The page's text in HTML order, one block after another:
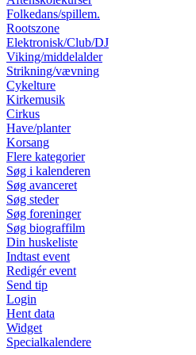
Folkedans/spillem.
Rootszone
Elektronisk/Club/DJ
Viking/middelalder
Strikning/vævning
Cykelture
Kirkemusik
Cirkus
Have/planter
Korsang
Flere kategorier
Søg i kalenderen
Søg avanceret
Søg steder
Søg foreninger
Søg biograffilm
Din huskeliste
Indtast event
Redigér event
Send tip
Login
Hent data
Widget
Specialkalendere